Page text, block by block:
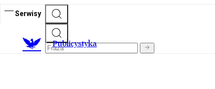
Serwisy
Publicystyka